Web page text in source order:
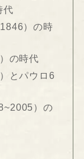
代
）の時
の時代
とパウロ6
）の